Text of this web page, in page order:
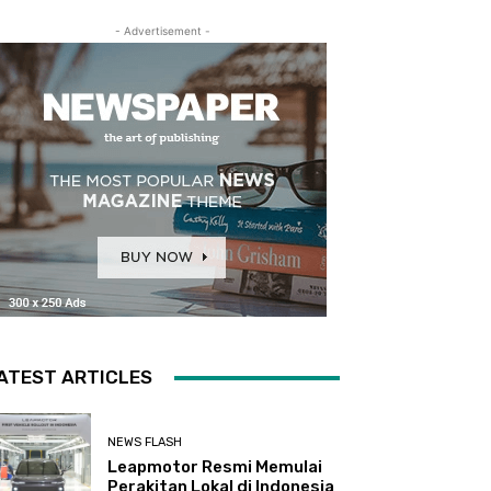
- Advertisement -
ARTICLES
NEWS FLASH
Leapmotor Resmi Memulai
Perakitan Lokal di Indonesia